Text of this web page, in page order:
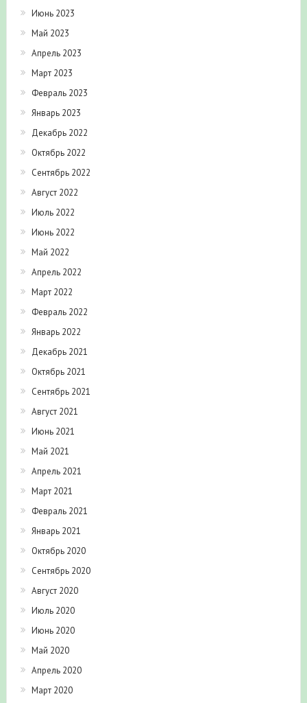
Июнь 2023
Май 2023
Апрель 2023
Март 2023
Февраль 2023
Январь 2023
Декабрь 2022
Октябрь 2022
Сентябрь 2022
Август 2022
Июль 2022
Июнь 2022
Май 2022
Апрель 2022
Март 2022
Февраль 2022
Январь 2022
Декабрь 2021
Октябрь 2021
Сентябрь 2021
Август 2021
Июнь 2021
Май 2021
Апрель 2021
Март 2021
Февраль 2021
Январь 2021
Октябрь 2020
Сентябрь 2020
Август 2020
Июль 2020
Июнь 2020
Май 2020
Апрель 2020
Март 2020